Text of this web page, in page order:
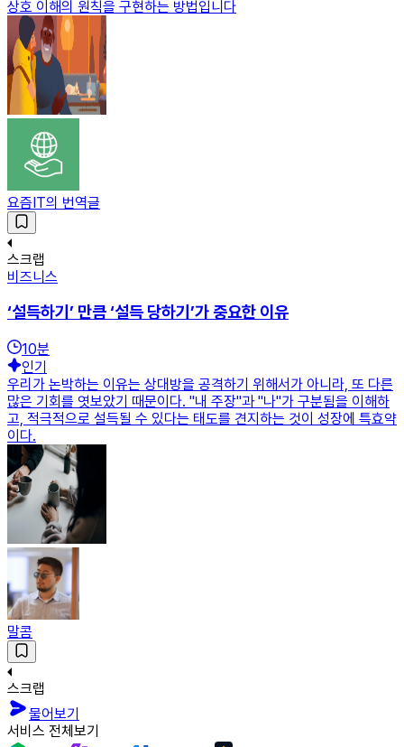
상호 이해의 원칙을 구현하는 방법입니다
요즘IT의 번역글
스크랩
비즈니스
‘설득하기’ 만큼 ‘설득 당하기’가 중요한 이유
10분
인기
우리가 논박하는 이유는 상대방을 공격하기 위해서가 아니라, 또 다른
많은 기회를 엿보았기 때문이다. "내 주장"과 "나"가 구분됨을 이해하
고, 적극적으로 설득될 수 있다는 태도를 견지하는 것이 성장에 특효약
이다.
말콤
스크랩
물어보기
서비스 전체보기